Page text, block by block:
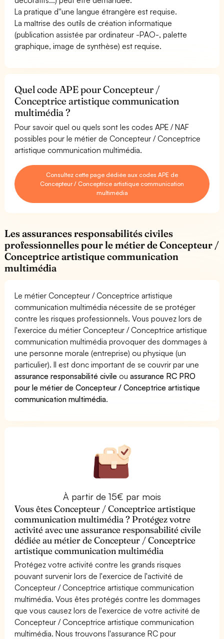
La pratique d''une langue étrangère est requise.
La maîtrise des outils de création informatique
(publication assistée par ordinateur -PAO-, palette
graphique, image de synthèse) est requise.
Quel code APE pour Concepteur /
Conceptrice artistique communication
multimédia ?
Pour savoir quel ou quels sont les codes APE / NAF
possibles pour le métier de Concepteur / Conceptrice
artistique communication multimédia.
Consultez cette page dédiée aux codes APE de
Concepteur / Conceptrice artistique communication
multimédia
Les assurances responsabilités civiles
professionnelles pour le métier de Concepteur /
Conceptrice artistique communication
multimédia
Le métier Concepteur / Conceptrice artistique
communication multimédia nécessite de se protéger
contre les risques professionnels. Vous pouvez lors de
l'exercice du métier Concepteur / Conceptrice artistique
communication multimédia provoquer des dommages à
une personne morale (entreprise) ou physique (un
particulier). Il est donc important de se couvrir par une
assurance responsabilité civile ouassurance RC PRO
pour le métier de Concepteur / Conceptrice artistique
communication multimédia.
À partir de 15€ par mois
Vous êtes Concepteur / Conceptrice artistique
communication multimédia ? Protégez votre
activité avec une assurance responsabilité civile
dédiée au métier de Concepteur / Conceptrice
artistique communication multimédia
Protégez votre activité contre les grands risques
pouvant survenir lors de l'exercice de l'activité de
Concepteur / Conceptrice artistique communication
multimédia. Vous êtes protégés contre les dommages
que vous causez lors de l'exercice de votre activité de
Concepteur / Conceptrice artistique communication
multimédia. Nous trouvons l'assurance RC pour